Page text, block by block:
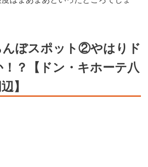
んぼスポット②やはりド
？【ドン・キホーテ八
】